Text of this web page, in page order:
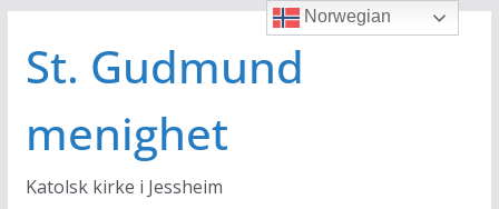
innholdet
St. Gudmund
menighet
Katolsk kirke i Jessheim
Norwegian